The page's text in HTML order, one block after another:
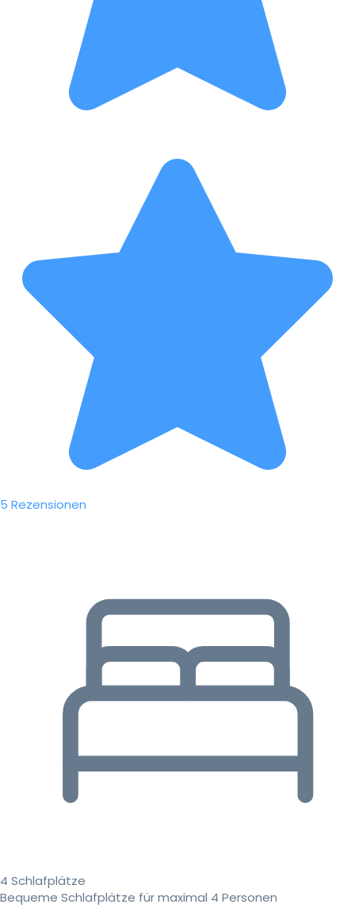
5 Rezensionen
4 Schlafplätze
Bequeme Schlafplätze für maximal 4 Personen